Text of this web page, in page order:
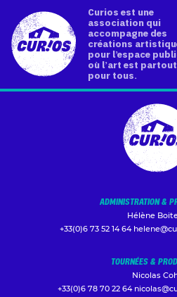
Curios est une
association qui
accompagne des
créations
pour l’espace
où l’art est
pour tous.
ADMINISTRATION &
Hélène
+33(0)6 73 52 14 64
TOURNÉES &
Nicolas
+33(0)6 78 70 22 64